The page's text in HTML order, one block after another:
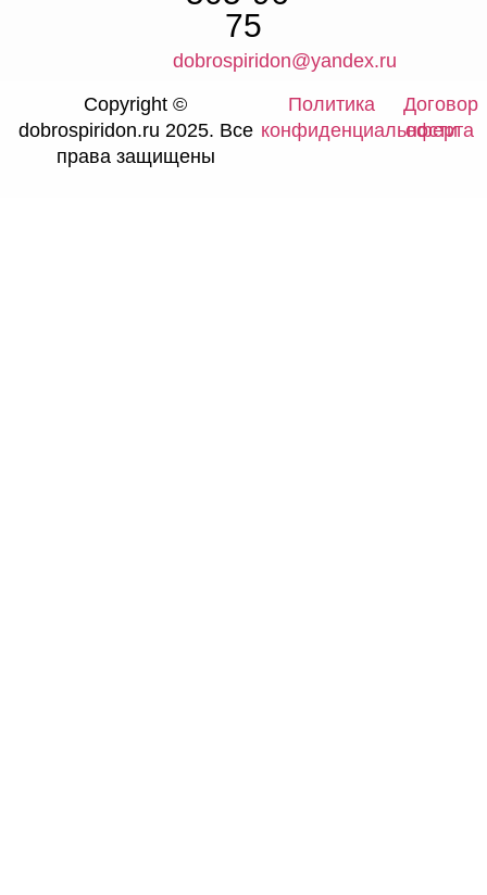
75
dobrospiridon@yandex.ru
Copyright ©
dobrospiridon.ru 2025. Все
права защищены
Политика
конфиденциальности
Договор
оферта